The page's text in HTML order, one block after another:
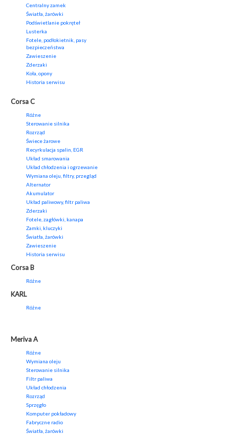
Centralny zamek
Światła, żarówki
Podświetlanie pokręteł
Lusterka
Fotele, podłokietnik, pasy
bezpieczeństwa
Zawieszenie
Zderzaki
Koła, opony
Historia serwisu
Corsa C
Różne
Sterowanie silnika
Rozrząd
Świece żarowe
Recyrkulacja spalin, EGR
Układ smarowania
Układ chłodzenia i ogrzewanie
Wymiana oleju, filtry, przegląd
Alternator
Akumulator
Układ paliwowy, filtr paliwa
Zderzaki
Fotele, zagłówki, kanapa
Zamki, kluczyki
Światła, żarówki
Zawieszenie
Historia serwisu
Corsa B
Różne
KARL
Różne
Meriva A
Różne
Wymiana oleju
Sterowanie silnika
Filtr paliwa
Układ chłodzenia
Rozrząd
Sprzęgło
Komputer pokładowy
Fabryczne radio
Światła, żarówki